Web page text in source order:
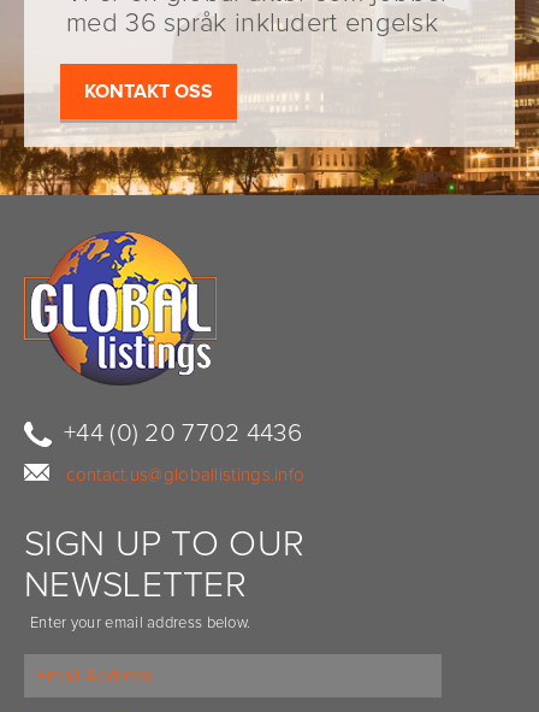
med 36 språk inkludert engelsk
KONTAKT OSS
+44 (0) 20 7702 4436
contact.us@globallistings.info
SIGN UP TO OUR
NEWSLETTER
Enter your email address below.